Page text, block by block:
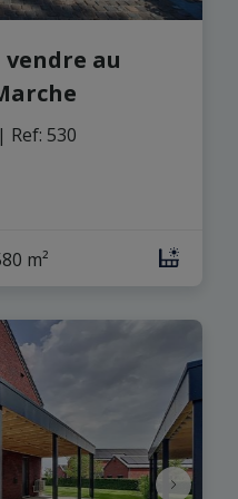
vendre au
| Ref: 530
m²